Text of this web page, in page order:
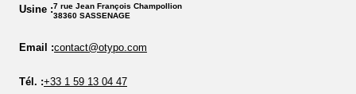
Usine :7 rue Jean François Champollion
38360 SASSENAGE
Email :contact@otypo.com
Tél. :+33 1 59 13 04 47